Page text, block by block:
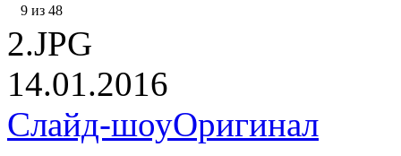
9 из 48
2.JPG
14.01.2016
Слайд-шоуОригинал